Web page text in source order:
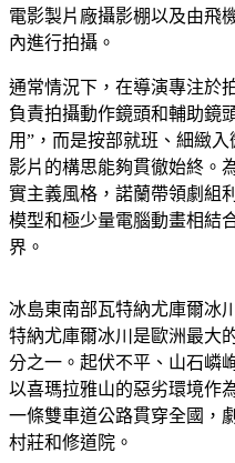
電影製片廠攝影棚以及由飛
內進行拍攝。
通常情況下，在導演專注於
負責拍攝動作鏡頭和輔助鏡
用”，而是按部就班、細緻
影片的構思能夠貫徹始終。
實主義風格，諾蘭帶領劇組
模型和極少量電腦動畫相結
界。
冰島東南部瓦特納尤庫爾冰
特納尤庫爾冰川是歐洲最大
分之一。起伏不平、山石嶙
以喜瑪拉雅山的惡劣環境作
一條雙車道公路貫穿全國，
村莊和修道院。